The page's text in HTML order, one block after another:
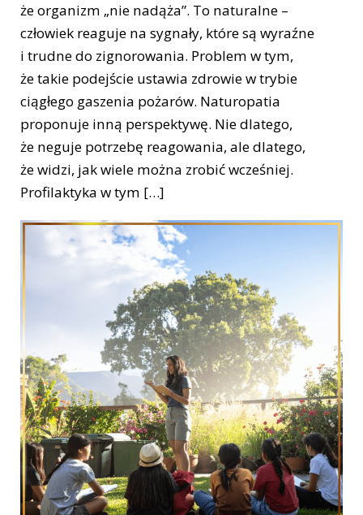
że organizm „nie nadąża”. To naturalne –
człowiek reaguje na sygnały, które są wyraźne
i trudne do zignorowania. Problem w tym,
że takie podejście ustawia zdrowie w trybie
ciągłego gaszenia pożarów. Naturopatia
proponuje inną perspektywę. Nie dlatego,
że neguje potrzebę reagowania, ale dlatego,
że widzi, jak wiele można zrobić wcześniej.
Profilaktyka w tym […]